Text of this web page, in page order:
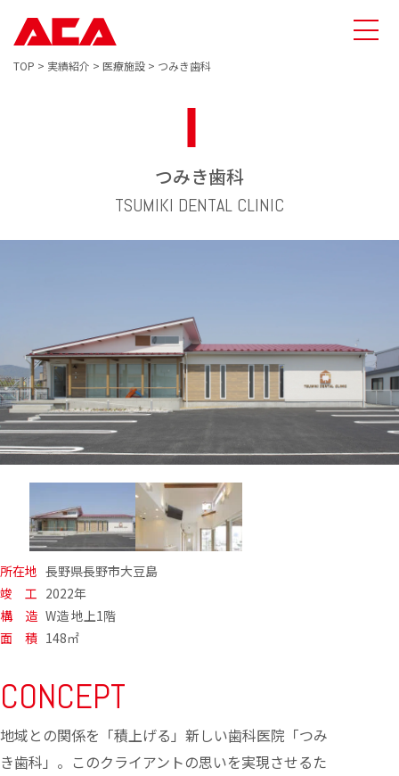
TOP > 実績紹介 > 医療施設 > つみき歯科
つみき歯科
TSUMIKI DENTAL CLINIC
所在地 長野県長野市大豆島
竣 工 2022年
構 造 W造 地上1階
面 積 148㎡
CONCEPT
地域との関係を「積上げる」新しい歯科医院「つみ
き歯科」。このクライアントの思いを実現させるた